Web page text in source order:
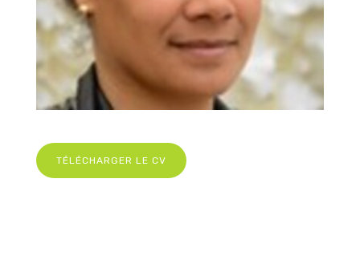
TÉLÉCHARGER LE CV